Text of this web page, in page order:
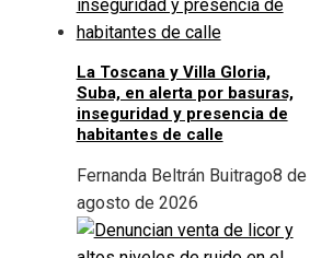
La Toscana y Villa Gloria,
Suba, en alerta por basuras,
inseguridad y presencia de
habitantes de calle
Fernanda Beltrán Buitrago8 de
agosto de 2026